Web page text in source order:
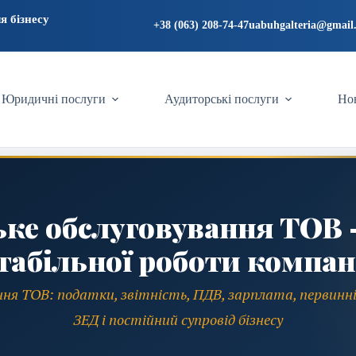
бізнесу +38 (063) 208-74-47
Юридичні послуги Аудиторські послуги
обслуговування ТОВ
роботи
ТОВ: податки, звітність, ПДВ, зарплата,
ЗЕД і постійний супровід бізнесу